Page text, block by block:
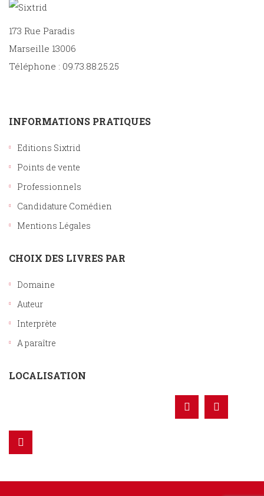
173 Rue Paradis
Marseille 13006
Téléphone : 09.73.88.25.25
INFORMATIONS PRATIQUES
Editions Sixtrid
Points de vente
Professionnels
Candidature Comédien
Mentions Légales
CHOIX DES LIVRES PAR
Domaine
Auteur
Interprète
A paraître
LOCALISATION